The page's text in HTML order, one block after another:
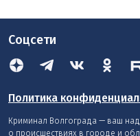
Соцсети
Политика
Криминал Волгограда — ваш
о происшествиях в городе и